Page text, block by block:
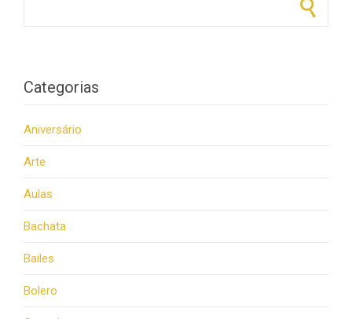
Categorias
Aniversário
Arte
Aulas
Bachata
Bailes
Bolero